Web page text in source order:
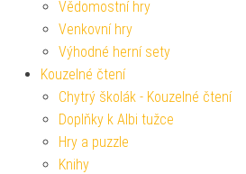
Vědomostní hry
Venkovní hry
Výhodné herní sety
Kouzelné čtení
Chytrý školák - Kouzelné čtení
Doplňky k Albi tužce
Hry a puzzle
Knihy